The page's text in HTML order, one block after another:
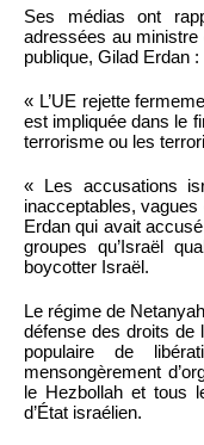
Ses médias ont
adressées au ministre
publique, Gilad Erdan :
« L’UE rejette
est impliquée dans le
terrorisme ou les
« Les accusations
inacceptables,
Erdan qui avait
groupes qu’Israël
boycotter Israël.
Le régime de
défense des droits de
populaire de
mensongèrement
le Hezbollah et tous
d’État israélien.